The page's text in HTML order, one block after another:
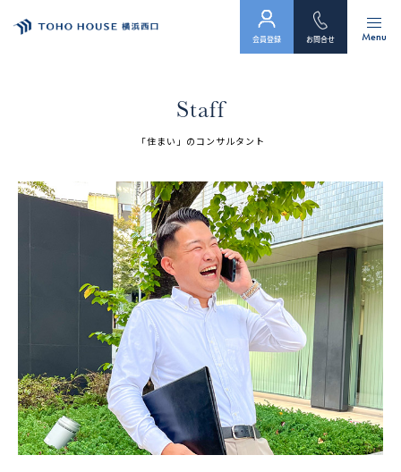
会員フォーム
スタッフ紹介（「住まい」のコンサルタント）
お知らせ
採用情報
Menu
お問合せ
会員登録
Staff
「住まい」のコンサルタント